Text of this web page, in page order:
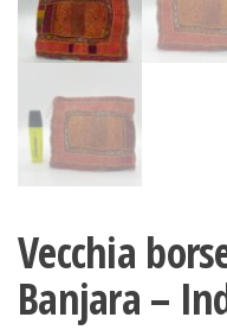
Vecchia
Banjara –